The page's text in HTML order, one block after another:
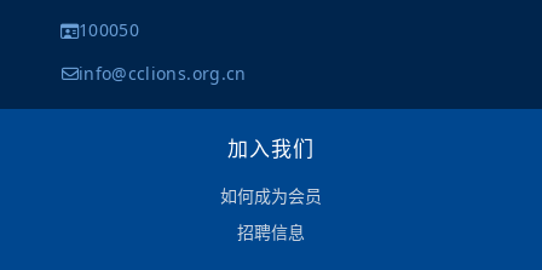
100050
info@cclions.org.cn
加入我们
如何成为会员
招聘信息